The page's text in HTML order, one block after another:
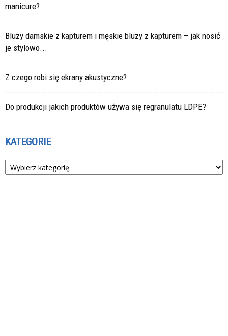
manicure?
Bluzy damskie z kapturem i męskie bluzy z kapturem – jak nosić
je stylowo...
Z czego robi się ekrany akustyczne?
Do produkcji jakich produktów używa się regranulatu LDPE?
KATEGORIE
Kategorie